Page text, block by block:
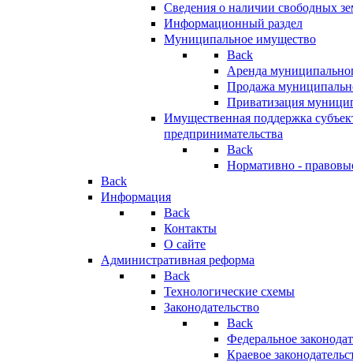
Сведения о наличии свободных
Информационный раздел
Муниципальное имущество
Back
Аренда
Продажа
Приватизация
Имущественная поддержка
предпринимательства
Back
Нормативно -
Back
Информация
Back
Контакты
О сайте
Административная реформа
Back
Технологические схемы
Законодательство
Back
Федеральное
Краевое